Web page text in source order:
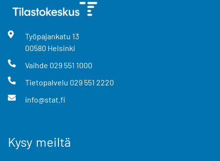
Työpajankatu 13
00580 Helsinki
Vaihde 029 551 1000
Tietopalvelu 029 551 2220
info@stat.fi
Kysy meiltä